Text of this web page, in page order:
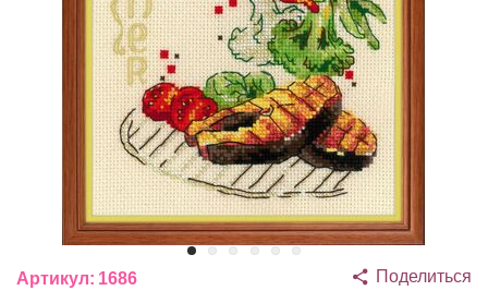
Артикул: 1686 Поделиться